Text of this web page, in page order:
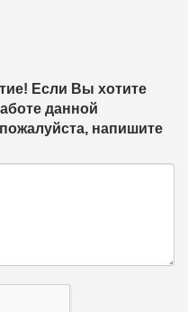
Если Вы хотите
данной
напишите